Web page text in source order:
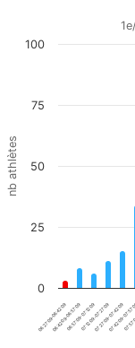
Bar chart with 20 bars.
The chart has 1 Y axis
nb athlètes
06:27:09-06:42:0906:57:09-07:12:0907:27:09-07:42:09
06:42:09-06:57:0907:12:09-07:27:0907:42:09-
0
100
25
50
75